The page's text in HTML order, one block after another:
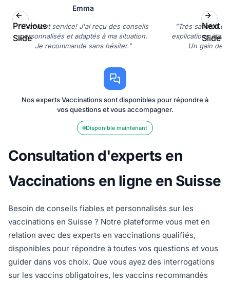
Emma
"Excellent service! J'ai reçu des conseils
personnalisés et adaptés à ma situation.
Je recommande sans hésiter."
"Très satisfait
explications
Un gain de
Previous
Slide
Next
Slide
Nos experts Vaccinations sont disponibles pour répondre à
vos questions et vous accompagner.
Disponible maintenant
Consultation d'experts en
Vaccinations en ligne en Suisse
Besoin de conseils fiables et personnalisés sur les
vaccinations en Suisse ? Notre plateforme vous met en
relation avec des experts en vaccinations qualifiés,
disponibles pour répondre à toutes vos questions et vous
guider dans vos choix. Que vous ayez des interrogations
sur les vaccins obligatoires, les vaccins recommandés